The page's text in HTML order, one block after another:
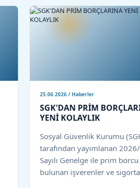
25.06.2026 / Haberler
SGK'DAN PRİM
YENİ KOLAYLIK
Sosyal Güvenlik Kurumu
tarafından yayımlanan
Sayılı Genelge ile prim borcu
bulunan işverenler ve